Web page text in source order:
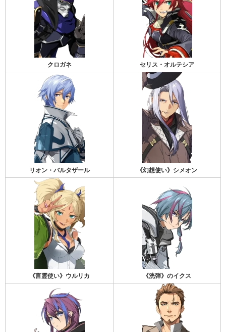
クロガネ セリス・オルテシア
リオン・バルタザール 《幻想使い》シメオン
《言霊使い》ウルリカ 《洸弾》のイクス